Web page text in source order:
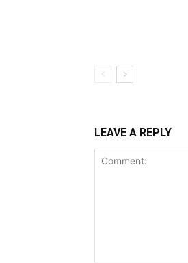
LEAVE A REPLY